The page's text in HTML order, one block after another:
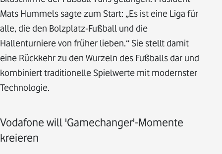
Mats Hummels sagte zum Start: „Es ist eine Liga für
alle, die den Bolzplatz-Fußball und die
Hallenturniere von früher lieben.“ Sie stellt damit
eine Rückkehr zu den Wurzeln des Fußballs dar und
kombiniert traditionelle Spielwerte mit modernster
Technologie.
Vodafone will 'Gamechanger'-Momente
kreieren